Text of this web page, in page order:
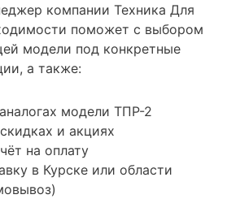
компании Техника Для
поможет с выбором
модели под конкретные
а также:
модели ТПР-2
и акциях
на оплату
в Курске или области